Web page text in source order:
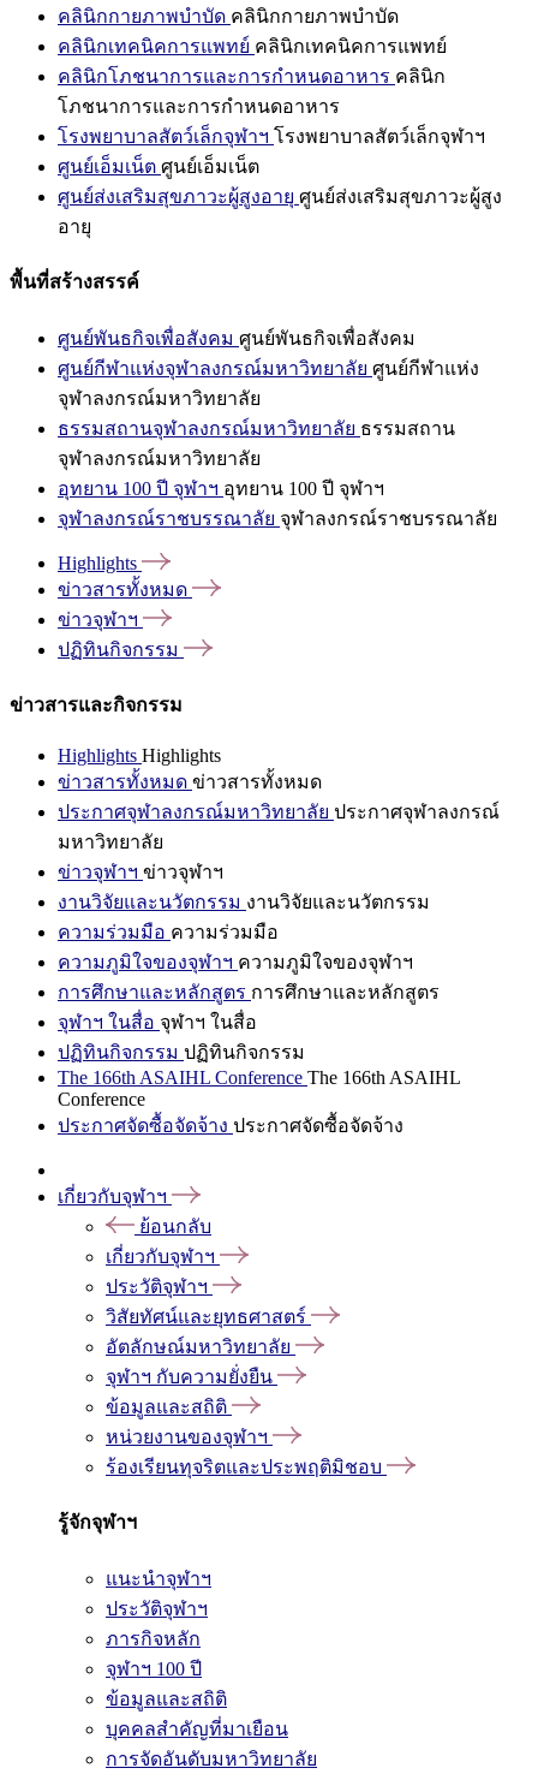
คลินิกกายภาพบำบัด คลินิกกายภาพบำบัด
คลินิกเทคนิคการแพทย์ คลินิกเทคนิคการแพทย์
คลินิกโภชนาการและการกำหนดอาหาร คลินิก
โภชนาการและการกำหนดอาหาร
โรงพยาบาลสัตว์เล็กจุฬาฯ โรงพยาบาลสัตว์เล็กจุฬาฯ
ศูนย์เอ็มเน็ต ศูนย์เอ็มเน็ต
ศูนย์ส่งเสริมสุขภาวะผู้สูงอายุ ศูนย์ส่งเสริมสุขภาวะผู้สูง
อายุ
พื้นที่สร้างสรรค์
ศูนย์พันธกิจเพื่อสังคม ศูนย์พันธกิจเพื่อสังคม
ศูนย์กีฬาแห่งจุฬาลงกรณ์มหาวิทยาลัย ศูนย์กีฬาแห่ง
จุฬาลงกรณ์มหาวิทยาลัย
ธรรมสถานจุฬาลงกรณ์มหาวิทยาลัย ธรรมสถาน
จุฬาลงกรณ์มหาวิทยาลัย
อุทยาน 100 ปี จุฬาฯ อุทยาน 100 ปี จุฬาฯ
จุฬาลงกรณ์ราชบรรณาลัย จุฬาลงกรณ์ราชบรรณาลัย
Highlights
ข่าวสารทั้งหมด
ข่าวจุฬาฯ
ปฏิทินกิจกรรม
ข่าวสารและกิจกรรม
Highlights Highlights
ข่าวสารทั้งหมด ข่าวสารทั้งหมด
ประกาศจุฬาลงกรณ์มหาวิทยาลัย ประกาศจุฬาลงกรณ์
มหาวิทยาลัย
ข่าวจุฬาฯ ข่าวจุฬาฯ
งานวิจัยและนวัตกรรม งานวิจัยและนวัตกรรม
ความร่วมมือ ความร่วมมือ
ความภูมิใจของจุฬาฯ ความภูมิใจของจุฬาฯ
การศึกษาและหลักสูตร การศึกษาและหลักสูตร
จุฬาฯ ในสื่อ จุฬาฯ ในสื่อ
ปฏิทินกิจกรรม ปฏิทินกิจกรรม
The 166th ASAIHL Conference The 166th ASAIHL
Conference
ประกาศจัดซื้อจัดจ้าง ประกาศจัดซื้อจัดจ้าง
เกี่ยวกับจุฬาฯ
ย้อนกลับ
เกี่ยวกับจุฬาฯ
ประวัติจุฬาฯ
วิสัยทัศน์และยุทธศาสตร์
อัตลักษณ์มหาวิทยาลัย
จุฬาฯ กับความยั่งยืน
ข้อมูลและสถิติ
หน่วยงานของจุฬาฯ
ร้องเรียนทุจริตและประพฤติมิชอบ
รู้จักจุฬาฯ
แนะนำจุฬาฯ
ประวัติจุฬาฯ
ภารกิจหลัก
จุฬาฯ 100 ปี
ข้อมูลและสถิติ
บุคคลสำคัญที่มาเยือน
การจัดอันดับมหาวิทยาลัย